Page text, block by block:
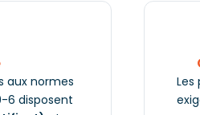
aux normes
6 disposent